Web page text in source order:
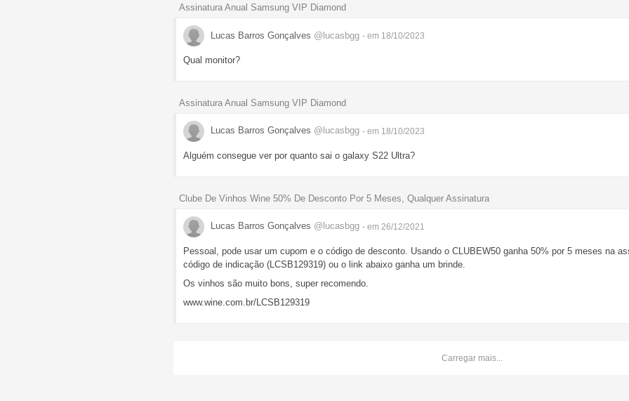
Assinatura Anual Samsung VIP Diamond
Lucas Barros Gonçalves @lucasbgg - em 18/10/2023
Qual monitor?
Assinatura Anual Samsung VIP Diamond
Lucas Barros Gonçalves @lucasbgg - em 18/10/2023
Alguém consegue ver por quanto sai o galaxy S22 Ultra?
Clube De Vinhos Wine 50% De Desconto Por 5 Meses, Qualquer Assinatura
Lucas Barros Gonçalves @lucasbgg - em 26/12/2021
Pessoal, pode usar um cupom e o código de desconto. Usando o CLUBEW50 ganha 50% por 5 meses na
código de indicação (LCSB129319) ou o link abaixo ganha um brinde.
Os vinhos são muito bons, super recomendo.
www.wine.com.br/LCSB129319
Carregar mais...